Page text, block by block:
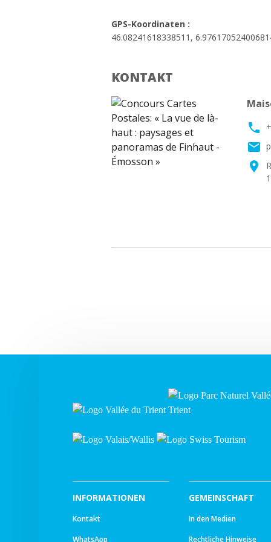
GPS-Koordinaten :
46.08241618338511,
KONTAKT
phone
email
location_on
INFORMATIONEN
Kontakt
WhatsApp
GEMEINSCHAFT
In den Medien
Rechtliche Hinweise